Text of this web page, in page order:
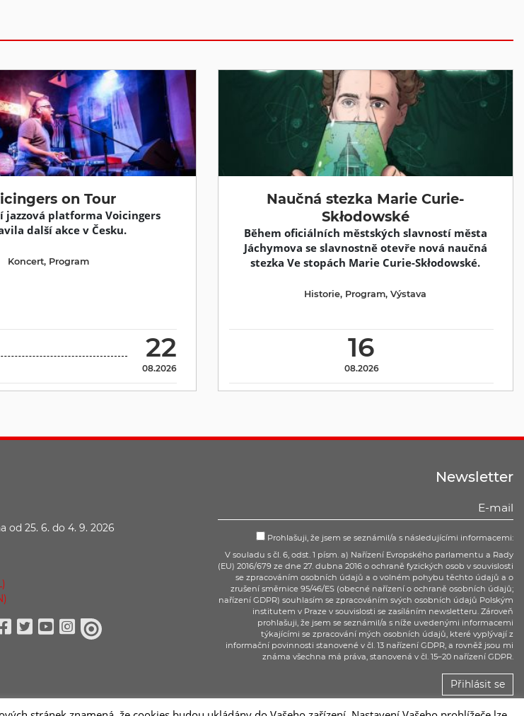
on Tour
jazzová platforma Voicingers
další akce v Česku.
22
08.2026
Koncert, Program
Naučná stezka Marie Curie-
Skłodowské
Během oficiálních městských slavností města
Jáchymova se slavnostně otevře nová naučná
stezka Ve stopách Marie Curie-Skłodowské.
16
08.2026
Historie, Program,Výstava
od 25. 6. do 4. 9. 2026
Newsletter
Prohlašuji, že jsem se seznámil/a s následujícími informacemi:
V souladu s čl. 6, odst. 1 písm. a) Nařízení Evropského parlamentu a Rady
(EU) 2016/679 ze dne 27. dubna 2016 o ochraně fyzických osob v souvislosti
se zpracováním osobních údajů a o volném pohybu těchto údajů a o
zrušení směrnice 95/46/ES (obecné nařízení o ochraně osobních údajů;
nařízení GDPR) souhlasím se zpracováním svých osobních údajů Polským
institutem v Praze v souvislosti se zasíláním newsletteru. Zároveň
prohlašuji, že jsem se seznámil/a s níže uvedenými informacemi
týkajícími se zpracování mých osobních údajů, které vyplývají z
informační povinnosti stanovené v čl. 13 nařízení GDPR, a rovněž jsou mi
známa všechna má práva, stanovená v čl. 15–20 nařízení GDPR.
Přihlásit se